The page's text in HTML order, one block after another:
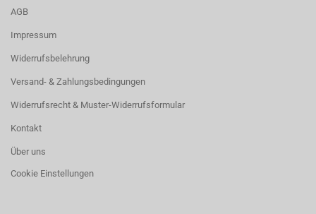
AGB
Impressum
Widerrufsbelehrung
Versand- & Zahlungsbedingungen
Widerrufsrecht & Muster-Widerrufsformular
Kontakt
Über uns
Cookie Einstellungen